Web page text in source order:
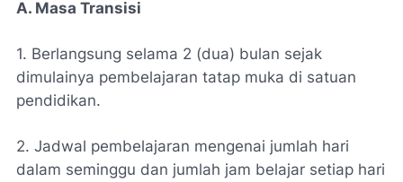
A. Masa Transisi
1. Berlangsung selama 2 (dua) bulan sejak
dimulainya pembelajaran tatap muka di satuan
pendidikan.
2. Jadwal pembelajaran mengenai jumlah hari
dalam seminggu dan jumlah jam belajar setiap hari